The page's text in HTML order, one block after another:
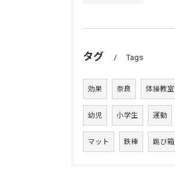
タグ Tags
効果 奈良 体操教室
幼児 小学生 運動
マット 鉄棒 跳び箱